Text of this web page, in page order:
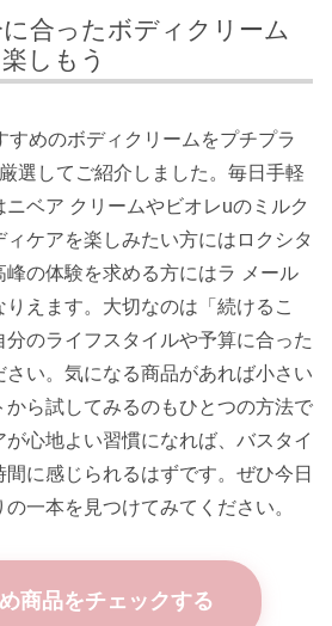
合ったボディクリーム
しもう
すめのボディクリームをプチプラ
選してご紹介しました。毎日手軽
ベア クリームやビオレuのミルク
ケアを楽しみたい方にはロクシタ
峰の体験を求める方にはラ メール
えます。大切なのは「続けるこ
分のライフスタイルや予算に合った
い。気になる商品があれば小さい
ら試してみるのもひとつの方法で
心地よい習慣になれば、バスタイ
に感じられるはずです。ぜひ今日
一本を見つけてみてください。
商品をチェックする